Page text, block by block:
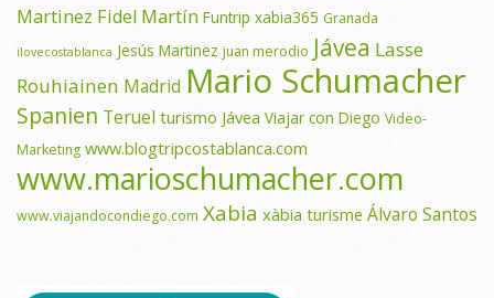
Martinez Fidel Martín Funtrip xabia365 Granada
ilovecostablanca Jesús Martinez juan merodio Jávea Lasse
Rouhiainen Madrid Mario Schumacher
Spanien Teruel turismo Jávea Viajar con Diego Video-
Marketing www.blogtripcostablanca.com
www.marioschumacher.com
www.viajandocondiego.com Xabia xàbia turisme Álvaro Santos